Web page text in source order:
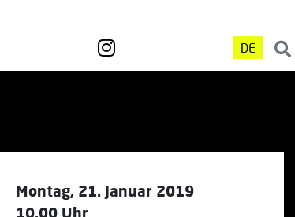
DE
Montag, 21. Januar 2019
10.00 Uhr